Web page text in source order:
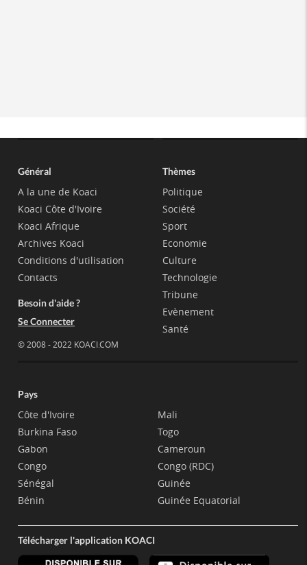
Général
A la une de Koaci
Koaci Côte d'Ivoire
Koaci Afrique
Archives Koaci
Conditions d'utilisation
Contacts
Besoin d'aide ?
Se Connecter
© 2008 - 2022 KOACI.COM
Thèmes
Politique
Société
Sport
Economie
Culture
Technologie
Tribune
Evènement
Santé
Pays
Côte d'Ivoire
Burkina Faso
Gabon
Congo
Sénégal
Bénin
Mali
Togo
Cameroun
Congo (RDC)
Guinée
Guinée Equatorial
Télécharger l'application KOACI